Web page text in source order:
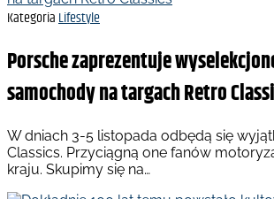
KategoriaLifestyle
Porsche zaprezentuje
samochody na targach Retro
W dniach 3-5 listopada odbędą się
Classics. Przyciągną one fanów
kraju. Skupimy się na…